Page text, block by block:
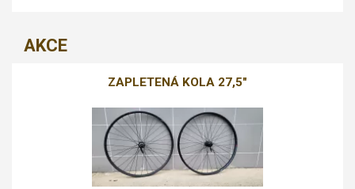
AKCE
ZAPLETENÁ KOLA 27,5"